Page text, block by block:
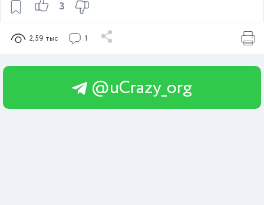
3
2,59 тыс 1
@uCrazy_org